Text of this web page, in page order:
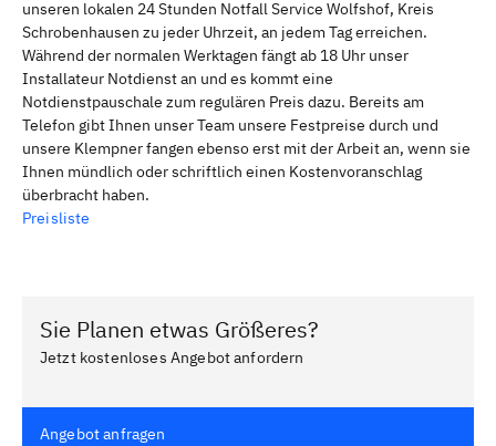
unseren lokalen 24 Stunden Notfall Service Wolfshof, Kreis
Schrobenhausen zu jeder Uhrzeit, an jedem Tag erreichen.
Während der normalen Werktagen fängt ab 18 Uhr unser
Installateur Notdienst an und es kommt eine
Notdienstpauschale zum regulären Preis dazu. Bereits am
Telefon gibt Ihnen unser Team unsere Festpreise durch und
unsere Klempner fangen ebenso erst mit der Arbeit an, wenn sie
Ihnen mündlich oder schriftlich einen Kostenvoranschlag
überbracht haben.
Preisliste
Sie Planen etwas Größeres?
Jetzt kostenloses Angebot anfordern
Angebot anfragen